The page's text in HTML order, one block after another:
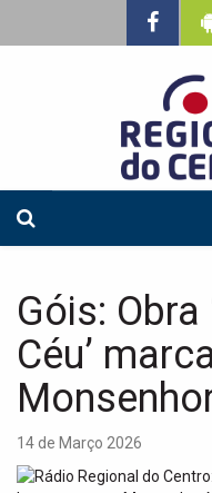
Góis: Obra
Céu’
14 de Março 2026